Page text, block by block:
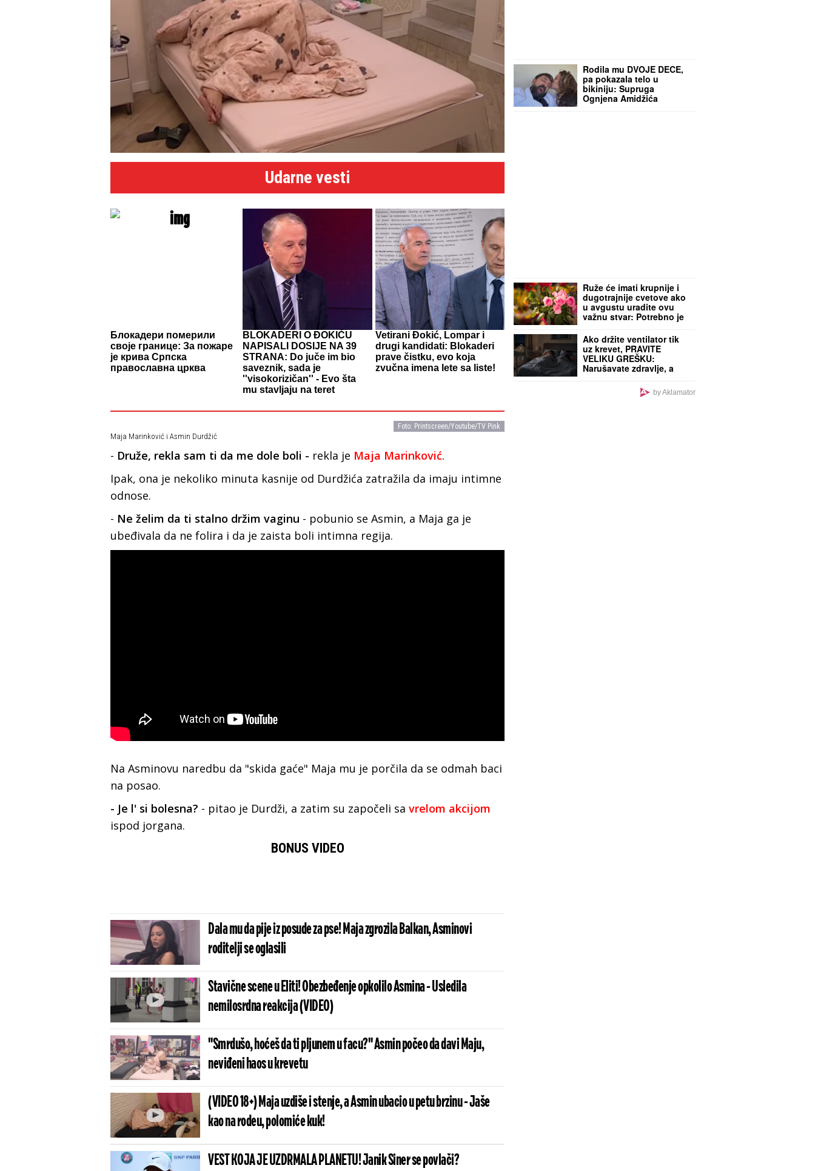
Foto: Printscreen/Youtube/TV Pink
Udarne vesti
Блокадери померили
своје границе: За пожаре
је крива Српска
православна црква
BLOKADERI O ĐOKIĆU
NAPISALI DOSIJE NA 39
STRANA: Do juče im bio
saveznik, sada je
''visokorizičan'' - Evo šta
mu stavljaju na teret
Vetirani Đokić, Lompar i
drugi kandidati: Blokaderi
prave čistku, evo koja
zvučna imena lete sa liste!
Maja Marinković i Asmin Durdžić
- Druže, rekla sam ti da me dole boli - rekla je Maja Marinković.
Ipak, ona je nekoliko minuta kasnije od Durdžića zatražila da imaju intimne
odnose.
- Ne želim da ti stalno držim vaginu - pobunio se Asmin, a Maja ga je
ubeđivala da ne folira i da je zaista boli intimna regija.
Na Asminovu naredbu da "skida gaće" Maja mu je porčila da se odmah baci
na posao.
- Je l' si bolesna? - pitao je Durdži, a zatim su započeli sa vrelom akcijom
ispod jorgana.
BONUS VIDEO
Dala mu da pije iz posude za pse! Maja zgrozila Balkan, Asminovi
roditelji se oglasili
Stavične scene u Eliti! Obezbeđenje opkolilo Asmina - Usledila
nemilosrdna reakcija (VIDEO)
"Smrdušo, hoćeš da ti pljunem u facu?" Asmin počeo da davi Maju,
neviđeni haos u krevetu
(VIDEO 18+) Maja uzdiše i stenje, a Asmin ubacio u petu brzinu - Jaše
kao na rodeu, polomiće kuk!
VEST KOJA JE UZDRMALA PLANETU! Janik Siner se povlači?
Rodila mu DVOJE DECE,
pa pokazala telo u
bikiniju: Supruga
Ognjena Amidžića
Ruže će imati krupnije i
dugotrajnije cvetove ako
u avgustu uradite ovu
važnu stvar: Potrebno je
Ako držite ventilator tik
uz krevet, PRAVITE
VELIKU GREŠKU:
Narušavate zdravlje, a
OVO DUGME malo ko
koristi, a pravi najveću
by Aklamator